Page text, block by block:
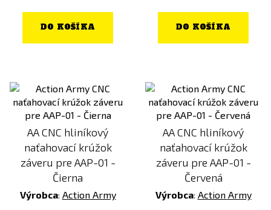
DO KOŠÍKA DO KOŠÍKA
AA CNC hliníkový
naťahovací krúžok
záveru pre AAP-01 -
Čierna
Výrobca: Action Army
AA CNC hliníkový
naťahovací krúžok
záveru pre AAP-01 -
Červená
Výrobca: Action Army